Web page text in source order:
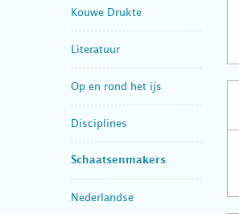
Kouwe Drukte
Literatuur
Op en rond het ijs
Disciplines
Schaatsenmakers
Nederlandse